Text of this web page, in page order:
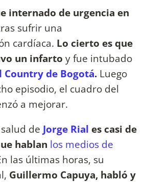
internado de urgencia en
sufrir una
cardíaca. Lo cierto es que
un infarto y fue intubado
Country de Bogotá. Luego
episodio, el cuadro del
a mejorar.
de Jorge Rial es casi de
hablan los medios de
las últimas horas, su
Guillermo Capuya, habló y